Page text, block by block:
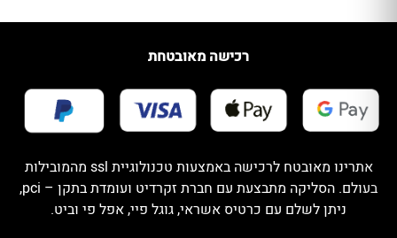
רכישה מאובטחת
אתרינו מאובטח לרכישה באמצעות טכנולוגיית ssl מהמובילות
בעולם. הסליקה מתבצעת עם חברת זקרדיט ועומדת בתקן – pci,
ניתן לשלם עם כרטיס אשראי, גוגל פיי, אפל פי וביט.